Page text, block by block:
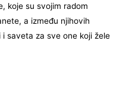
koje su svojim radom
a između njihovih
saveta za sve one koji žele